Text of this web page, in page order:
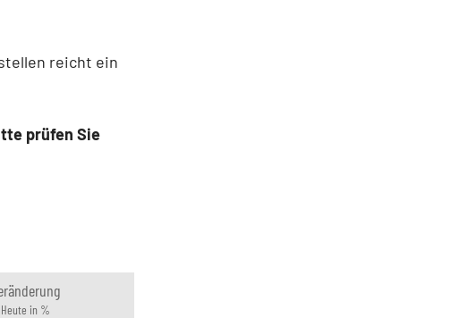
reicht ein
prüfen Sie
Heute in %